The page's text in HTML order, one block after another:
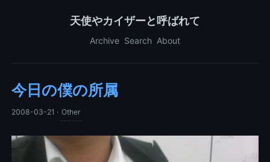
天使やカイザーと呼ばれて
Archive Search About
今日の僕の所属
2008-03-21 · Other